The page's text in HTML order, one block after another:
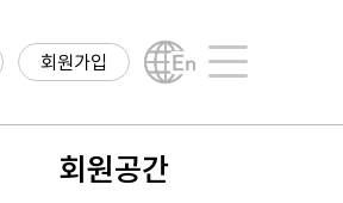
회원가입 English 사이트맵
회원공간